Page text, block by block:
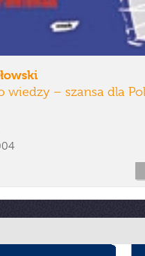
wiedzy – szansa dla